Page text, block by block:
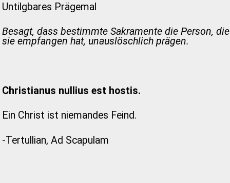
Untilgbares Prägemal
Besagt, dass bestimmte Sakramente die Person, die
sie empfangen hat, unauslöschlich prägen.
Christianus nullius est hostis.
Ein Christ ist niemandes Feind.
-Tertullian, Ad Scapulam